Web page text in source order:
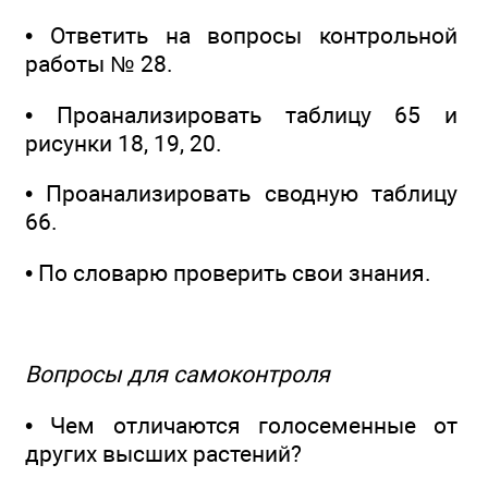
• Ответить на вопросы контрольной
работы № 28.
• Проанализировать таблицу 65 и
рисунки 18, 19, 20.
• Проанализировать сводную таблицу
66.
• По словарю проверить свои знания.
Вопросы для самоконтроля
• Чем отличаются голосеменные от
других высших растений?